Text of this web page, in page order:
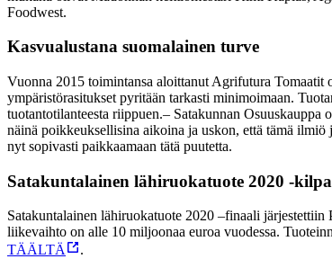
Foodwest.
Kasvualustana suomalainen turve
Vuonna 2015 toimintansa aloittanut Agrifutura Tomaatit
ympäristörasitukset pyritään tarkasti minimoimaan.
tuotantotilanteesta riippuen.– Satakunnan Osuuskauppa
näinä poikkeuksellisina aikoina ja uskon, että tämä
nyt sopivasti paikkaamaan tätä puutetta.
Satakuntalainen lähiruokatuote 2020 -
Satakuntalainen lähiruokatuote 2020 –finaali
liikevaihto on alle 10 miljoonaa euroa vuodessa.
TÄÄLTÄ
.